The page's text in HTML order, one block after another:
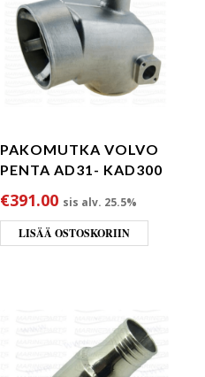
PAKOMUTKA VOLVO
PENTA AD31- KAD300
€391.00 sis alv. 25.5%
LISÄÄ OSTOSKORIIN